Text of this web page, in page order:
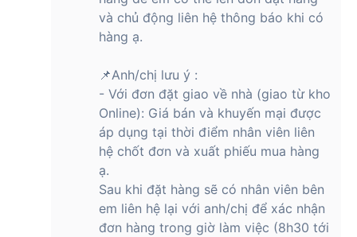
và chủ động liên hệ thông báo khi có
hàng ạ.
📌Anh/chị lưu ý :
- Với đơn đặt giao về nhà (giao từ kho
Online): Giá bán và khuyến mại được
áp dụng tại thời điểm nhân viên liên
hệ chốt đơn và xuất phiếu mua hàng
ạ.
Sau khi đặt hàng sẽ có nhân viên bên
em liên hệ lại với anh/chị để xác nhận
đơn hàng trong giờ làm việc (8h30 tới